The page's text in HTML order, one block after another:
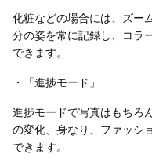
化粧などの場合には、ズー
分の姿を常に記録し、コラ
できます。
・「進捗モード」
進捗モードで写真はもちろ
の変化、身なり、ファッシ
できます。